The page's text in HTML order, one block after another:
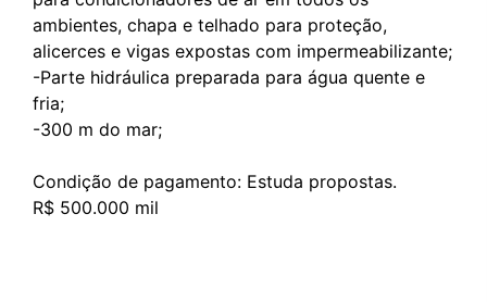
ambientes, chapa e telhado para proteção,
alicerces e vigas expostas com impermeabilizante;
-Parte hidráulica preparada para água quente e
fria;
-300 m do mar;
Condição de pagamento: Estuda propostas.